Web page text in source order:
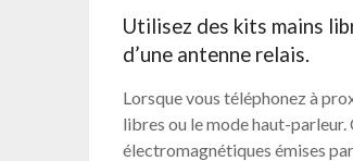
Utilisez des kits mains
d’une antenne relais.
Lorsque vous téléphonez à
libres ou le mode haut-
électromagnétiques émises